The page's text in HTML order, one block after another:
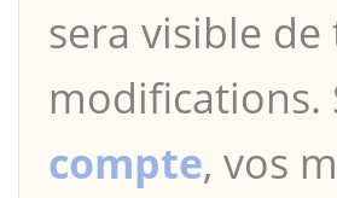
sera visible
modifications.
compte, vos